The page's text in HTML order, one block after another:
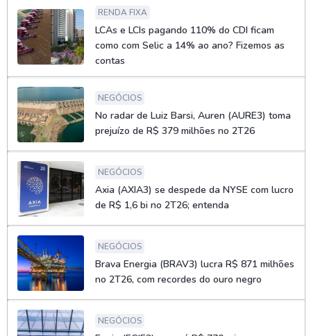
RENDA FIXA
LCAs e LCIs pagando 110% do CDI ficam
como com Selic a 14% ao ano? Fizemos as
contas
NEGÓCIOS
No radar de Luiz Barsi, Auren (AURE3) toma
prejuízo de R$ 379 milhões no 2T26
NEGÓCIOS
Axia (AXIA3) se despede da NYSE com lucro
de R$ 1,6 bi no 2T26; entenda
NEGÓCIOS
Brava Energia (BRAV3) lucra R$ 871 milhões
no 2T26, com recordes do ouro negro
NEGÓCIOS